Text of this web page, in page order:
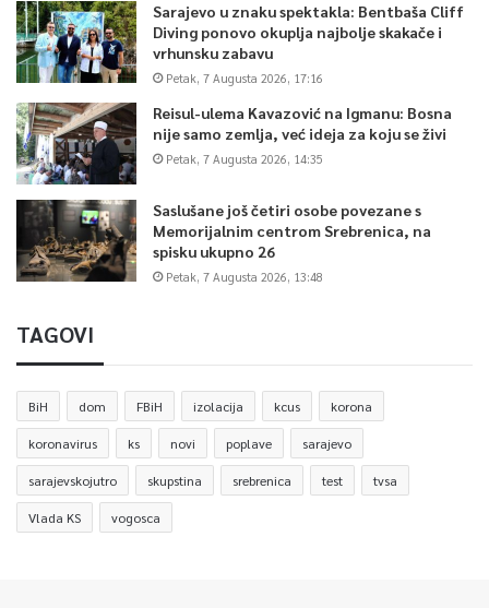
Sarajevo u znaku spektakla: Bentbaša Cliff
Diving ponovo okuplja najbolje skakače i
vrhunsku zabavu
Petak, 7 Augusta 2026, 17:16
Reisul-ulema Kavazović na Igmanu: Bosna
nije samo zemlja, već ideja za koju se živi
Petak, 7 Augusta 2026, 14:35
Saslušane još četiri osobe povezane s
Memorijalnim centrom Srebrenica, na
spisku ukupno 26
Petak, 7 Augusta 2026, 13:48
TAGOVI
BiH dom FBiH izolacija kcus korona
koronavirus ks novi poplave sarajevo
sarajevskojutro skupstina srebrenica test tvsa
Vlada KS vogosca